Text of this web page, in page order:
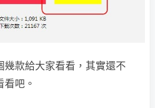
幾款給大家看看，其實還不
吧。